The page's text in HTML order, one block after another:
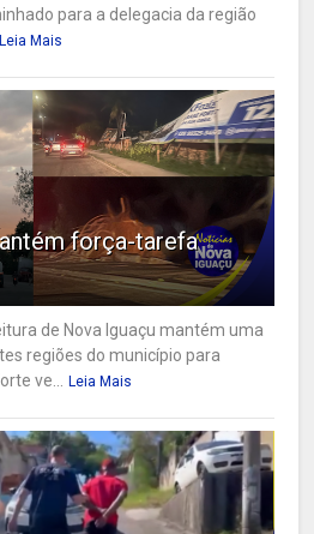
para a delegacia da região
Leia Mais
força-tarefa
de Nova Iguaçu mantém uma
regiões do município para
ve...
Leia Mais